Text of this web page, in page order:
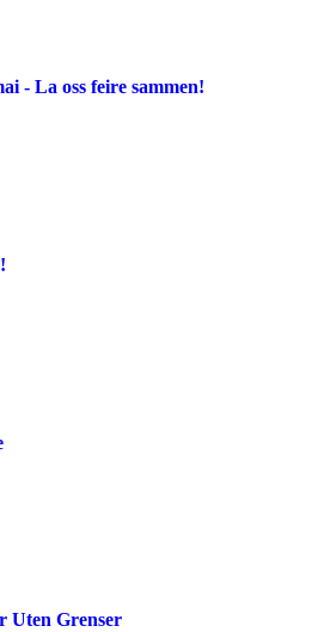
- La oss feire sammen!
Uten Grenser